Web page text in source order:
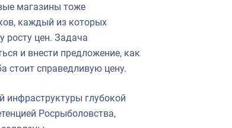
магазины тоже
каждый из которых
росту цен. Задача
и внести предложение, как
стоит справедливую цену.
инфраструктуры глубокой
Росрыболовства,